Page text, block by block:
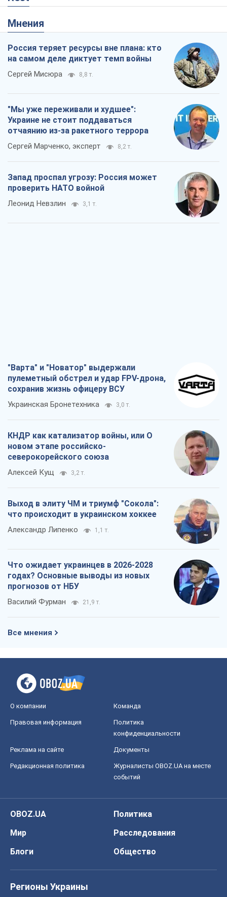
Мнения
Россия теряет ресурсы вне плана: кто
на самом деле диктует темп войны
Сергей Мисюра 8,8 т.
"Мы уже переживали и худшее":
Украине не стоит поддаваться
отчаянию из-за ракетного террора
Сергей Марченко, эксперт 8,2 т.
Запад проспал угрозу: Россия может
проверить НАТО войной
Леонид Невзлин 3,1 т.
"Варта" и "Новатор" выдержали
пулеметный обстрел и удар FPV-дрона,
сохранив жизнь офицеру ВСУ
Украинская Бронетехника 3,0 т.
КНДР как катализатор войны, или О
новом этапе российско-
северокорейского союза
Алексей Кущ 3,2 т.
Выход в элиту ЧМ и триумф "Сокола":
что происходит в украинском хоккее
Александр Липенко 1,1 т.
Что ожидает украинцев в 2026-2028
годах? Основные выводы из новых
прогнозов от НБУ
Василий Фурман 21,9 т.
Все мнения
О компании Команда
Правовая информация
Политика
конфиденциальности
Реклама на сайте Документы
Редакционная политика
Журналисты OBOZ.UA на месте
событий
OBOZ.UA
Политика
Мир
Расследования
Блоги
Общество
Регионы Украины